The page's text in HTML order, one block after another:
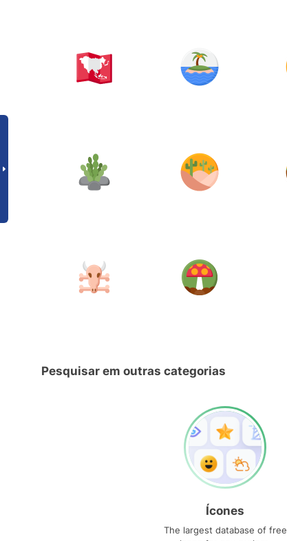
Pesquisar em outras categorias
Ícones
The largest database of free